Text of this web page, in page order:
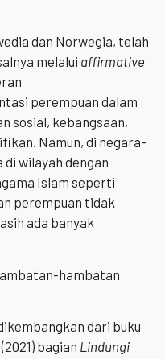
dan Norwegia, telah
melalui affirmative
perempuan dalam
sosial, kebangsaan,
Namun, di negara-
wilayah dengan
Islam seperti
perempuan tidak
ada banyak
hambatan
dari buku
(2021) bagian Lindungi